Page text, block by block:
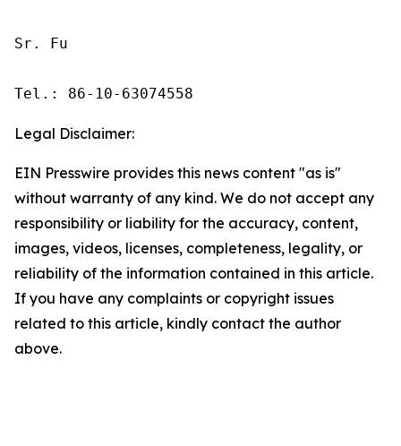
Sr. Fu
Tel.: 86-10-63074558
Legal Disclaimer:
EIN Presswire provides this news content "as is"
without warranty of any kind. We do not accept any
responsibility or liability for the accuracy, content,
images, videos, licenses, completeness, legality, or
reliability of the information contained in this article.
If you have any complaints or copyright issues
related to this article, kindly contact the author
above.